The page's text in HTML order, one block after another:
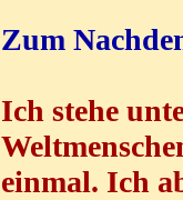
Zum
Ich stehe
einmal. Ich